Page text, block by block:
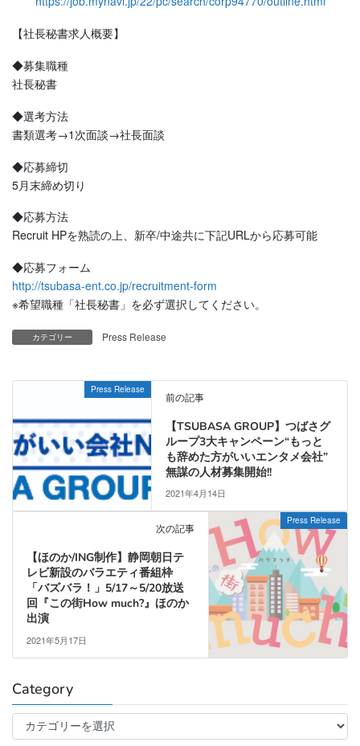
【社長秘書求人概要】
◆募集職種
社長秘書
◆選考方法
書類選考→1次面談→社長面談
◆応募締切
5月末締め切り
◆応募方法
Recruit HPを熟読の上、新卒/中途共に下記URLから応募可能
◆応募フォーム
http://tsubasa-ent.co.jp/recruitment-form
※希望職種「社長秘書」を必ず選択してください。
カテゴリー Press Release
Press Release
前の記事
【TSUBASA GROUP】つばさグ
ループ3大キャンペーン“もっと
も辞めた方がいいエンタメ会社”
無謀の人材募集開始!!
2021年4月14日
Press Release
次の記事
【ほのか/ING制作】静岡朝日テ
レビ新設のバラエティ番組枠
「バズバラ！」5/17～5/20放送
回『この街How much?』ほのか
出演
2021年5月17日
Category
Category